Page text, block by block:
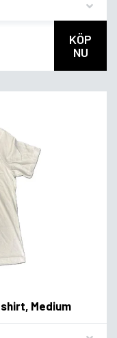
KÖP
NU
Medium